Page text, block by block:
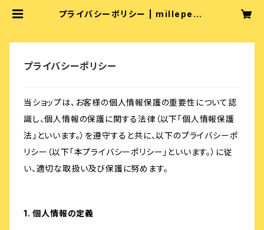
プライバシーポリシー | millepens
プライバシーポリシー
当ショップは、お客様の個人情報保護の重要性について認
識し、個人情報の保護に関する法律（以下「個人情報保護
法」といいます。）を遵守すると共に、以下のプライバシーポ
リシー（以下「本プライバシーポリシー」といいます。）に従
い、適切な取扱い及び保護に努めます。
1. 個人情報の定義